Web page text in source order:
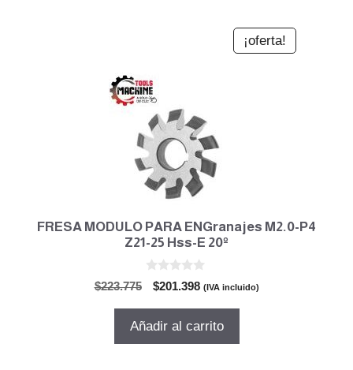
¡oferta!
FRESA MODULO PARA ENGranajes M2.0-P4
Z21-25 Hss-E 20º
$223.775
El
original
$201.398El
actual
(IVA incluido)
Añadir al carrito